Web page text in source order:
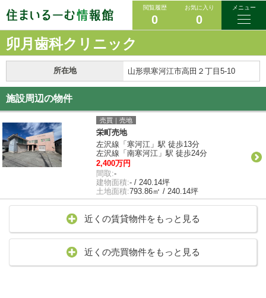
閲覧履歴
0
お気に入り
0
メニュー
卯月歯科クリニック
所在地 山形県寒河江市高田２丁目5-10
施設周辺の物件
売買｜売地
栄町売地
左沢線「寒河江」駅 徒歩13分
左沢線「南寒河江」駅 徒歩24分
2,400万円
間取:-
建物面積:- / 240.14坪
土地面積:793.86㎡ / 240.14坪
近くの賃貸物件をもっと見る
近くの売買物件をもっと見る